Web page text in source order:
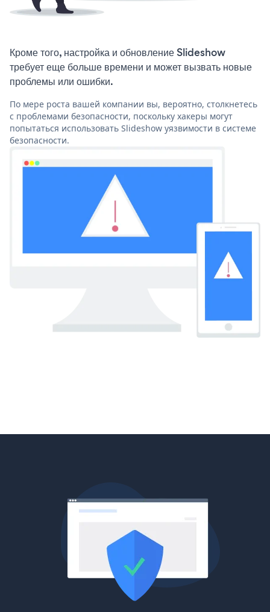
Кроме того, настройка и обновление Slideshow
требует еще больше времени и может вызвать новые
проблемы или ошибки.
По мере роста вашей компании вы, вероятно, столкнетесь
с проблемами безопасности, поскольку хакеры могут
попытаться использовать Slideshow уязвимости в системе
безопасности.